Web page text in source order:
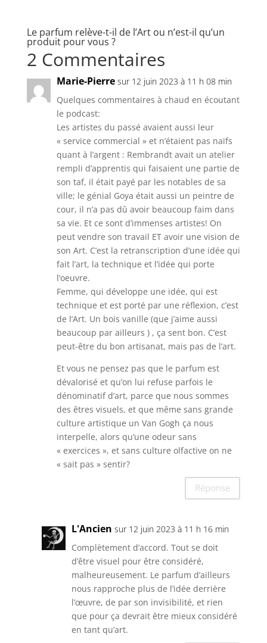
Le parfum relève-t-il de l’Art ou n’est-il qu’un
produit pour vous ?
2 Commentaires
Marie-Pierre sur 12 juin 2023 à 11 h 08 min
Quelques commentaires à chaud en écoutant
le podcast:
Les artistes du passé avaient aussi leur
« service commercial » et n’étaient pas naïfs
quant à l’argent : Rembrandt avait un atelier
rempli d’apprentis qui faisaient une partie de
son taf, il était payé par les notables de sa
ville; le génial Goya était aussi un peintre de
cour, il n’a pas dû avoir beaucoup faim dans
sa vie. Et ce sont d’immenses artistes! On
peut vendre son travail ET avoir une vision de
son Art. C’est la retranscription d’une idée qui
fait l’art, la technique et l’idée qui porte
l’oeuvre.
Femme, qui développe une idée, qui est
technique et est porté par une réflexion, c’est
de l’Art. Un bois vanille (que j’aime aussi
beaucoup par ailleurs ) , ça sent bon. C’est
peut-être du bon artisanat, mais pas de l’art.
Et vous ne pensez pas que le parfum est
dévalorisé et qu’on lui refuse parfois le
dénominatif d’art, parce que nous sommes
des êtres visuels, et que même sans grande
culture artistique un Van Gogh ça nous
interpelle, alors qu’une odeur sans
« exercices », et sans culture olfactive on ne
« sait pas » sentir?
Réponse
L'Ancien sur 12 juin 2023 à 11 h 16 min
Complètement d’accord. Tout se doit
d’être visuel pour être considéré,
malheureusement. Le parfum d’ailleurs
nous rapproche plus de l’idée derrière
l’œuvre, de par son invisibilité, et rien
que pour ça devrait être mieux considéré
en tant qu’art.